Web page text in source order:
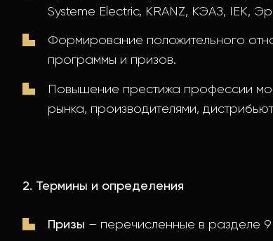
Systeme Electric, KRANZ, КЭАЗ, IEK,
Формирование положительного
программы и призов.
Повышение престижа профессии
рынка, производителями,
2. Термины и определения
Призы – перечисленные в разделе